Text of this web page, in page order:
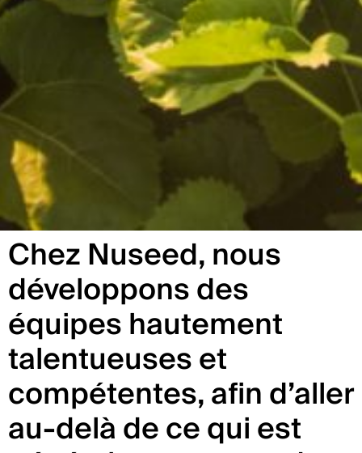
Chez Nuseed, nous
développons des
équipes hautement
talentueuses et
compétentes, afin d’aller
au-delà de ce qui est